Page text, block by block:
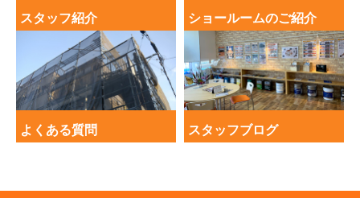
スタッフ紹介 ショールームのご紹介
よくある質問 スタッフブログ